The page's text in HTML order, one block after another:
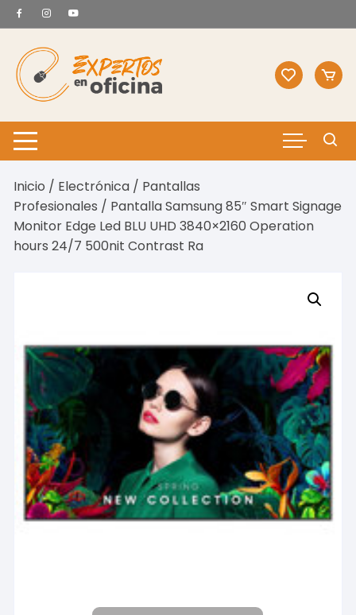
Saltar
al
contenido
Inicio / Electrónica / Pantallas
Profesionales / Pantalla Samsung 85″ Smart Signage
Monitor Edge Led BLU UHD 3840×2160 Operation
hours 24/7 500nit Contrast Ra